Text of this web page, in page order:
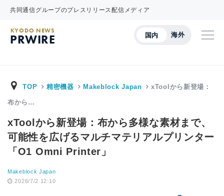
共同通信グループのプレスリリース配信メディア
国内 海外
KYODO NEWS
PRWIRE
TOP 精密機器 Makeblock Japan xToolから新登場：
布から…
xToolから新登場：布から多様な素材まで、
可能性を広げるマルチマテリアルプリンター
「O1 Omni Printer」
Makeblock Japan
2026/7/2 12:10